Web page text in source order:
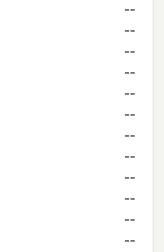
--
--
--
--
--
--
--
--
--
--
--
--